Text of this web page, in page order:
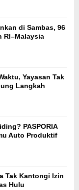
di Sambas, 96
RI–Malaysia
Yayasan Tak
Langkah
PASPORIA
Auto Produktif
Tak Kantongi Izin
Hulu